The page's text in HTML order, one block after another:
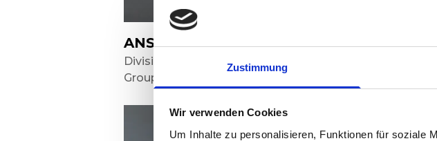
Zustimmung
Wir verwenden Cookies
Um Inhalte zu personalisieren, Funktionen für soziale
ANSGAR BROCKMEYER
Divisionsleiter Marketing & Verkauf und Stellvertretender
Group CEO